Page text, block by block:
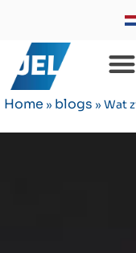
Home » blogs » Wat